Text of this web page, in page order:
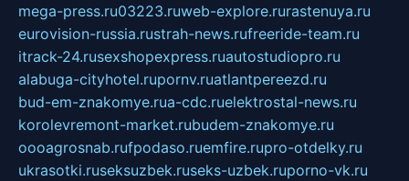
mega-press.ru03223.ruweb-explore.rurastenuya.ru
eurovision-russia.rustrah-news.rufreeride-team.ru
itrack-24.rusexshopexpress.ruautostudiopro.ru
alabuga-cityhotel.rupornv.ruatlantpereezd.ru
bud-em-znakomye.rua-cdc.ruelektrostal-news.ru
korolevremont-market.rubudem-znakomye.ru
oooagrosnab.rufpodaso.ruemfire.rupro-otdelky.ru
ukrasotki.ruseksuzbek.ruseks-uzbek.ruporno-vk.ru